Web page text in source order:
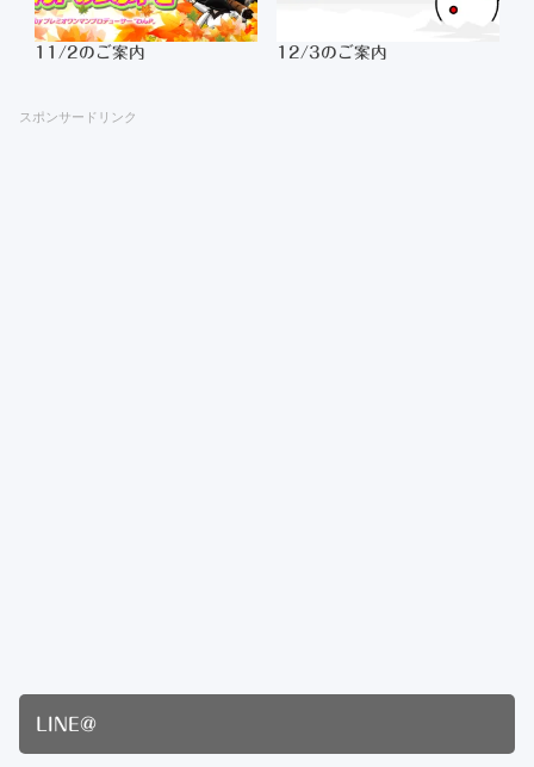
11/2のご案内 12/3のご案内
スポンサードリンク
LINE@